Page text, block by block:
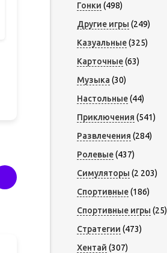
Гонки (498)
Другие игры (249)
Казуальные(325)
Карточные(63)
Музыка (30)
Настольные(44)
Приключения (541)
Развлечения (284)
Ролевые(437)
Симуляторы (2 203)
Спортивные(186)
Спортивные игры (25)
Стратегии (473)
Хентай (307)